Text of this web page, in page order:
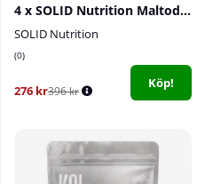
4 x SOLID Nutrition Maltodextrin, 900 g
SOLID Nutrition
0
276 kr396 kr
Köp!